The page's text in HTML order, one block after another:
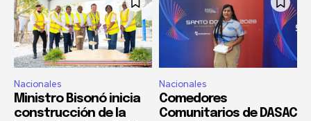
Nacionales
Ministro Bisonó inicia
construcción de la
Nacionales
Comedores
Comunitarios de DASAC